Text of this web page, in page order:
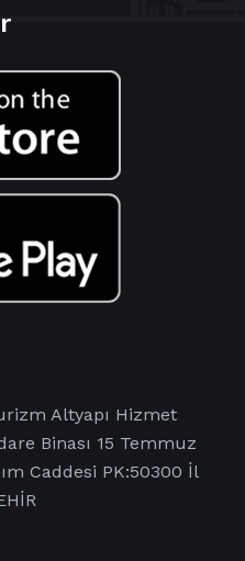
Altyapı Hizmet
Binası 15 Temmuz
Caddesi PK:50300 İl